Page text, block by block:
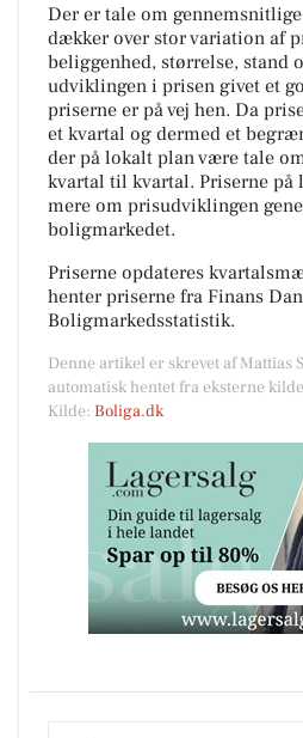
Der er tale om
dækker over stor variation af
beliggenhed, størrelse, stand
udviklingen i prisen givet et
priserne er på vej hen. Da
et kvartal og dermed et
der på lokalt plan være tale
kvartal til kvartal. Priserne
mere om prisudviklingen
boligmarkedet.
Priserne opdateres
henter priserne fra Finans
Boligmarkedsstatistik.
Denne artikel er skrevet af Mattias
automatisk hentet fra eksterne
Kilde: Boliga.dk